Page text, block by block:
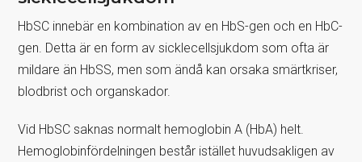
HbSC innebär en kombination av en HbS-gen och en HbC-
gen. Detta är en form av sicklecellsjukdom som ofta är
mildare än HbSS, men som ändå kan orsaka smärtkriser,
blodbrist och organskador.
Vid HbSC saknas normalt hemoglobin A (HbA) helt.
Hemoglobinfördelningen består istället huvudsakligen av